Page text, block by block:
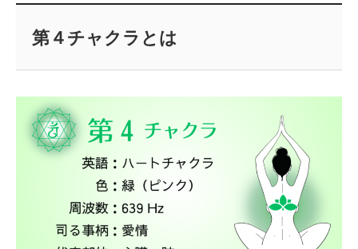
第４チャクラとは